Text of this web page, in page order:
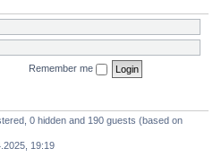
Remember me
0 hidden and 190 guests (based on
19:19